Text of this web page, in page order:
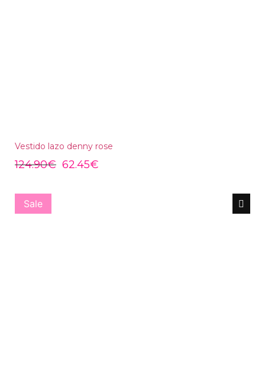
Vestido lazo denny rose
124.90€ 62.45€
Sale